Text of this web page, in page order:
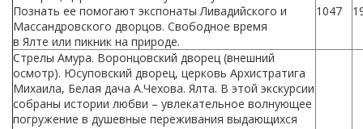
Познать ее помогают экспонаты Ливадийского и
Массандровского дворцов. Свободное время
в Ялте или пикник на природе.
1047
Стрелы Амура. Воронцовский дворец (внешний
осмотр). Юсуповский дворец, церковь Архистратига
Михаила, Белая дача А.Чехова. Ялта. В этой экскурсии
собраны истории любви – увлекательное волнующее
погружение в душевные переживания выдающихся